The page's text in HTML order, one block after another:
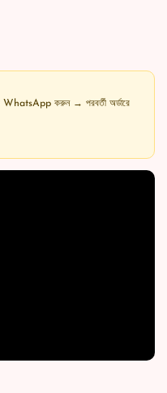
করুন → পরবর্তী অর্ডারে